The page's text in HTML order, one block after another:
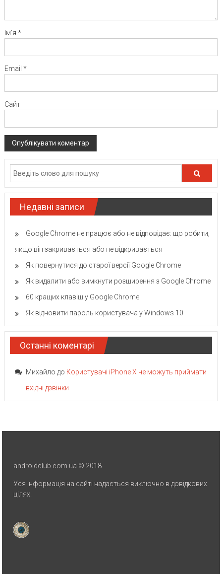
Ім'я *
Email *
Сайт
Недавні записи
Google Chrome не працює або не відповідає: що робити,
якщо він закривається або не відкривається
Як повернутися до старої версії Google Chrome
Як видалити або вимкнути розширення з Google Chrome
60 кращих клавіш у Google Chrome
Як відновити пароль користувача у Windows 10
Останні коментарі
Михайло до Користувачі iPhone X не можуть приймати
вхідні дзвінки
androidclub.com.ua © 2018
Уся інформація на сайті надається виключно в довідкових
цілях.